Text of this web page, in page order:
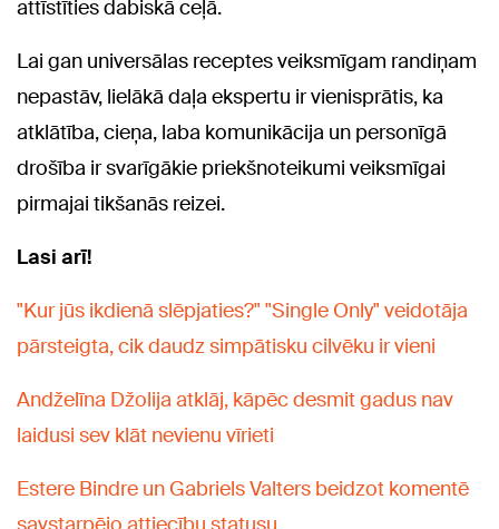
attīstīties dabiskā ceļā.
Lai gan universālas receptes veiksmīgam randiņam
nepastāv, lielākā daļa ekspertu ir vienisprātis, ka
atklātība, cieņa, laba komunikācija un personīgā
drošība ir svarīgākie priekšnoteikumi veiksmīgai
pirmajai tikšanās reizei.
Lasi arī!
"Kur jūs ikdienā slēpjaties?" "Single Only" veidotāja
pārsteigta, cik daudz simpātisku cilvēku ir vieni
Andželīna Džolija atklāj, kāpēc desmit gadus nav
laidusi sev klāt nevienu vīrieti
Estere Bindre un Gabriels Valters beidzot komentē